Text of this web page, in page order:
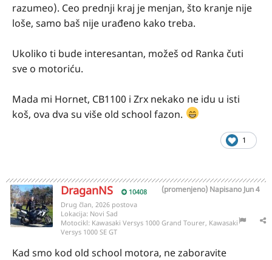
razumeo). Ceo prednji kraj je menjan, što kranje nije
loše, samo baš nije urađeno kako treba.
Ukoliko ti bude interesantan, možeš od Ranka čuti
sve o motoriću.
Mada mi Hornet, CB1100 i Zrx nekako ne idu u isti
koš, ova dva su više old school fazon.
1
DraganNS 10408 Napisano Jun 4
(promenjeno)
Drug član, 2026 postova
Lokacija: Novi Sad
Motocikl: Kawasaki Versys 1000 Grand Tourer, Kawasaki
Versys 1000 SE GT
Kad smo kod old school motora, ne zaboravite